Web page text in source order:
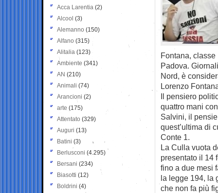
Fontana,
Padova.
Nord, è
Lorenzo
Il pensiero
quattro mani
Salvini, il
quest’ultima di
Conte 1.
La Culla vuota
presentato il 14
fino a due mesi
la legge 194, la
che non fa più
Acca Larentia (2)
Alcool (3)
Alemanno (150)
Alfano (315)
Alitalia (123)
Ambiente (341)
AN (210)
Animali (74)
Arancioni (2)
arte (175)
Attentato (329)
Auguri (13)
Batini (3)
Berlusconi (4.295)
Bersani (234)
Biasotti (12)
Boldrini (4)